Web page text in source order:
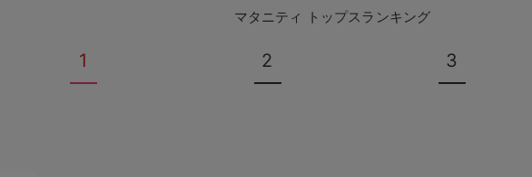
マタニティ トップスランキング
1 2 3